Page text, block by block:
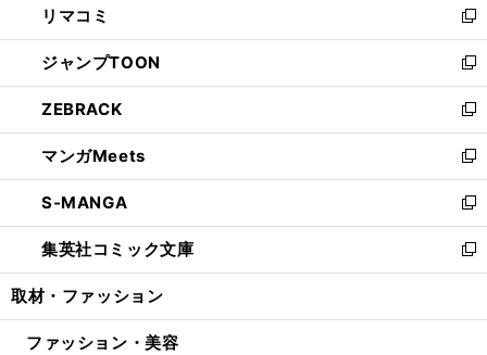
で
開
く
ド
ウ
で
開
く
ィ
ン
ド
ウ
で
開
く
い
ウ
ィ
ン
ド
ウ
で
開
く
リマコミ
新
し
い
ウ
ィ
ン
ド
ウ
で
開
く
ジャンプTOON
新
し
い
ウ
ィ
ン
ド
ウ
で
開
ZEBRACK
新
し
い
ウ
ィ
ン
ド
ウ
開
マンガMeets
新
し
い
ウ
ィ
ン
ウ
S-MANGA
新
し
い
ウ
ン
集英社コミック文庫
新
し
ウ
取材・ファッション
ファッション・美容